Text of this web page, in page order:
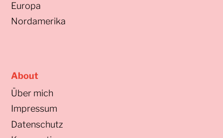
Europa
Nordamerika
About
Über mich
Impressum
Datenschutz